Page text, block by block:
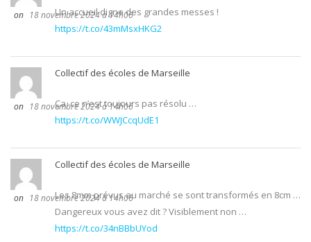
18 novembre 2024 à 14h06
Un accueil digne des grandes messes !
https://t.co/43mMsxHKG2
Collectif des écoles de Marseille
18 novembre 2024 à 14h06
Ça, ce n’est toujours pas résolu …
https://t.co/WWJCcqUdE1
Collectif des écoles de Marseille
18 novembre 2024 à 14h06
Les 8mm prévus au marché se sont transformés en 8cm …
Dangereux vous avez dit ? Visiblement non …
https://t.co/34nBBbUYod